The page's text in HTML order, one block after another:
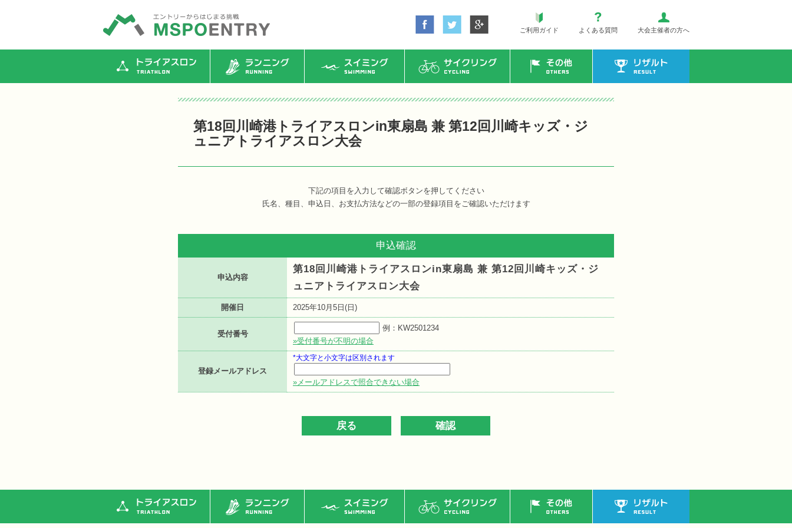
ご利用ガイド よくある質問 大会主催者の方へ
トライアスロン ランニング スイミング サイクリング その他 リザルト
第18回川崎港トライアスロンin東扇島 兼 第12回川崎キッズ・ジ
ュニアトライアスロン大会
下記の項目を入力して確認ボタンを押してください
氏名、種目、申込日、お支払方法などの一部の登録項目をご確認いただけます
申込確認
申込内容
第18回川崎港トライアスロンin東扇島 兼 第12回川崎キッズ・ジ
ュニアトライアスロン大会
開催日 2025年10月5日(日)
受付番号
例：KW2501234
»受付番号が不明の場合
登録メールアドレス
*大文字と小文字は区別されます
»メールアドレスで照合できない場合
トライアスロン ランニング スイミング サイクリング その他 リザルト